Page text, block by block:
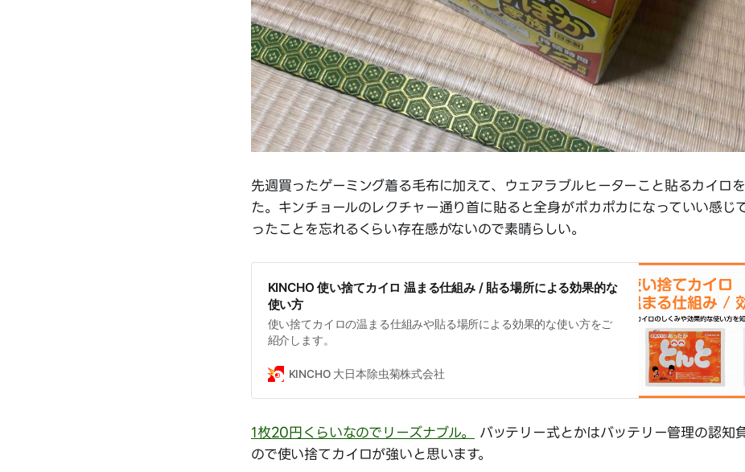
先週買ったゲーミング着る毛布に加えて、ウェアラブルヒーターこと貼るカイロ
た。キンチョールのレクチャー通り首に貼ると全身がポカポカになっていい感じ
ったことを忘れるくらい存在感がないので素晴らしい。
KINCHO 使い捨てカイロ 温まる仕組み / 貼る場所による効果的な
使い方
使い捨てカイロの温まる仕組みや貼る場所による効果的な使い方をご
紹介します。
KINCHO 大日本除虫菊株式会社
1枚20円くらいなのでリーズナブル。
バッテリー式とかはバッテリー管理の認知
ので使い捨てカイロが強いと思います。